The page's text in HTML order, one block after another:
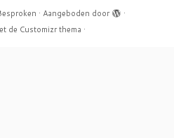
· Aangeboden door
·
de Customizr thema ·